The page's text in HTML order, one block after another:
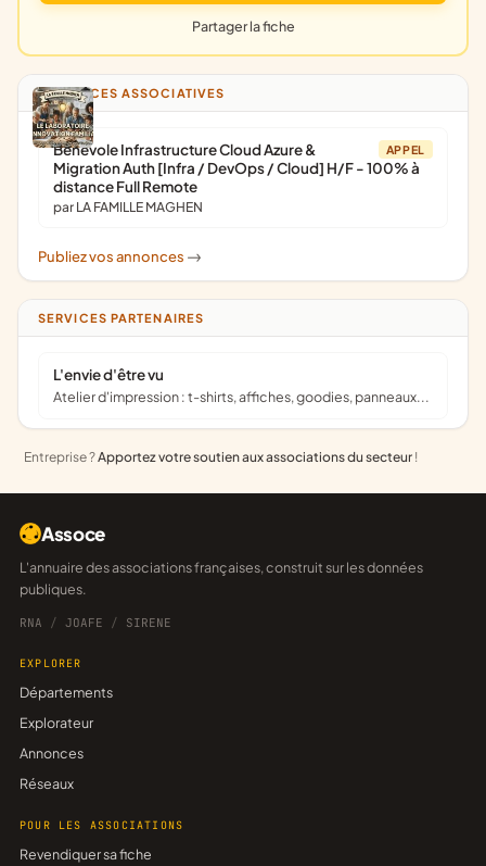
Partager la fiche
ANNONCES ASSOCIATIVES
APPEL
Bénévole Infrastructure Cloud Azure &
Migration Auth [Infra / DevOps / Cloud] H/F - 100% à
distance Full Remote
par LA FAMILLE MAGHEN
Publiez vos annonces ->
SERVICES PARTENAIRES
L'envie d'être vu
Atelier d'impression : t-shirts, affiches, goodies, panneaux...
Entreprise ?Apportez votre soutien aux associations du secteur !
Assoce
L'annuaire des associations françaises, construit sur les données
publiques.
RNA / JOAFE / SIRENE
EXPLORER
Départements
Explorateur
Annonces
Réseaux
POUR LES ASSOCIATIONS
Revendiquer sa fiche